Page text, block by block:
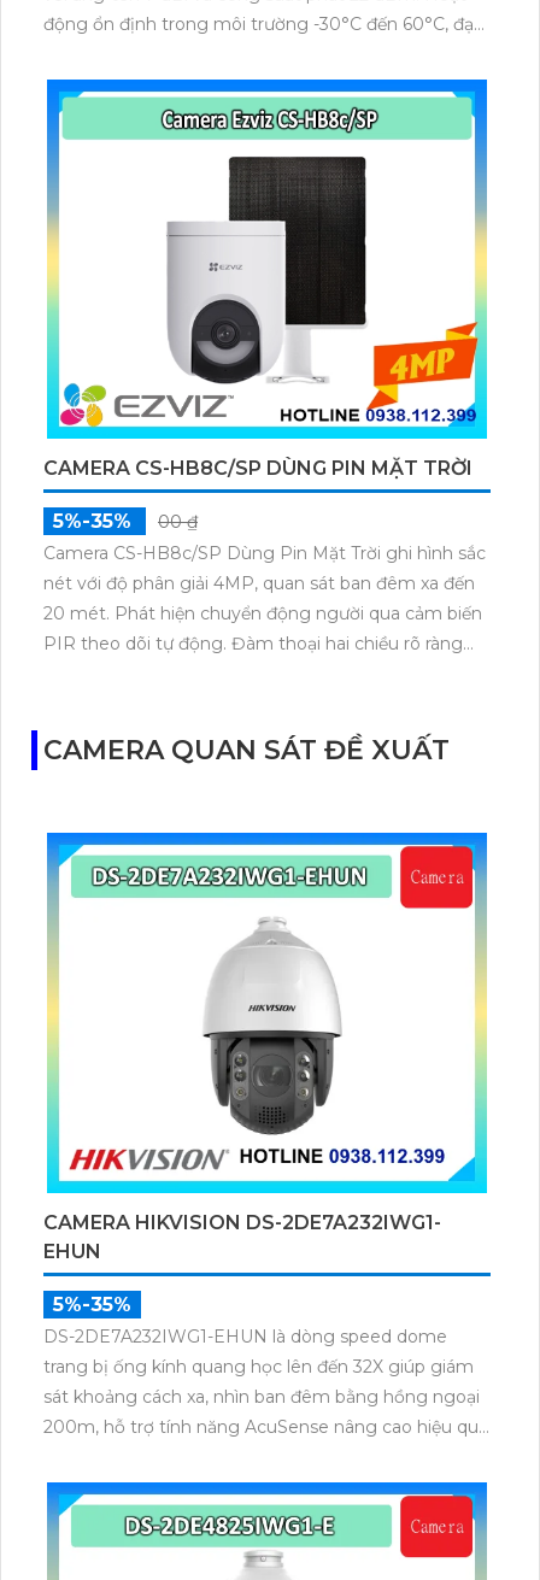
động ổn định trong môi trường -30°C đến 60°C, đạt
bền bỉ, cấp nguồn PoE 12–24VDC
CAMERA CS-HB8C/SP DÙNG PIN MẶT TRỜI
5%-35%
00 ₫
Camera CS-HB8c/SP Dùng Pin Mặt Trời ghi hình sắc
nét với độ phân giải 4MP, quan sát ban đêm xa đến
20 mét. Phát hiện chuyển động người qua cảm biến
PIR theo dõi tự động. Đàm thoại hai chiều rõ ràng
CAMERA QUAN SÁT ĐỀ XUẤT
CAMERA HIKVISION DS-2DE7A232IWG1-
EHUN
5%-35%
DS-2DE7A232IWG1-EHUN là dòng speed dome
trang bị ống kính quang học lên đến 32X giúp giám
sát khoảng cách xa, nhìn ban đêm bằng hồng ngoại
200m, hỗ trợ tính năng AcuSense nâng cao hiệu quả
nghệ Self-learning